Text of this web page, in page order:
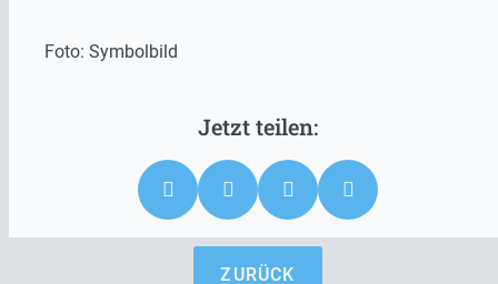
Foto: Symbolbild
ZURÜCK